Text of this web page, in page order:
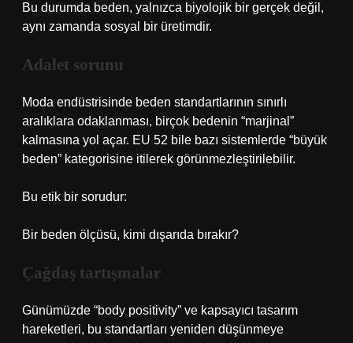
Bu durumda beden, yalnızca biyolojik bir gerçek değil,
aynı zamanda sosyal bir üretimdir.
Adalet sorunu
Moda endüstrisinde beden standartlarının sınırlı
aralıklara odaklanması, birçok bedenin “marjinal”
kalmasına yol açar. EU 52 bile bazı sistemlerde “büyük
beden” kategorisine itilerek görünmezleştirilebilir.
Bu etik bir sorudur:
Bir beden ölçüsü, kimi dışarıda bırakır?
Çağdaş tartışmalar
Günümüzde “body positivity” ve kapsayıcı tasarım
hareketleri, bu standartları yeniden düşünmeye